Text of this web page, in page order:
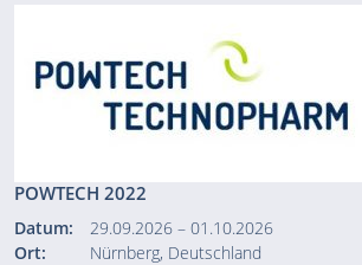
POWTECH 2022
Datum:
29.09.2026 – 01.10.2026
Ort:
Nürnberg, Deutschland